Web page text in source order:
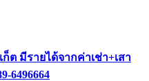
ก็ต มีรายได้จากค่าเช่า+เสา
6496664